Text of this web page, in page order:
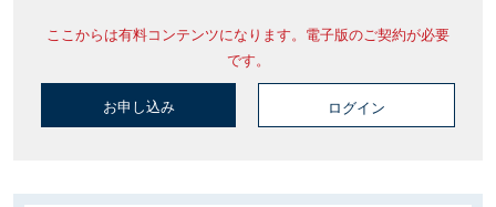
ここからは有料コンテンツになります。電子版のご契約が必要
です。
お申し込み ログイン